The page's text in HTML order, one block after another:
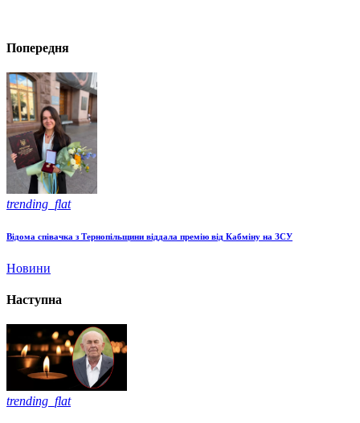
Попередня
trending_flat
Відома співачка з Тернопільщини віддала премію від Кабміну на ЗСУ
Новини
Наступна
trending_flat